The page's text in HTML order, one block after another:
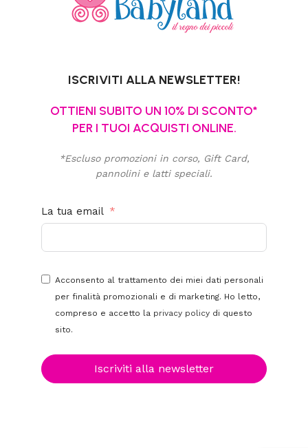
ISCRIVITI ALLA NEWSLETTER!
OTTIENI SUBITO UN 10% DI SCONTO*
PER I TUOI ACQUISTI ONLINE.
*Escluso promozioni in corso, Gift Card,
pannolini e latti speciali.
La tua email
Acconsento al trattamento dei miei dati personali
per finalità promozionali e di marketing. Ho letto,
compreso e accetto la privacy policy di questo
sito.
Iscriviti alla newsletter